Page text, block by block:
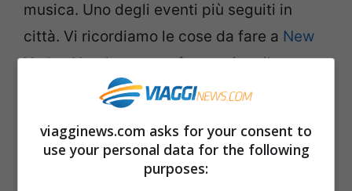
musica. Uno degli eventi più seguiti in
città. Vi ricordiamo le cose da fare a New
York a Natalee comefesteggiare il
Capodanno.
Roma – Città del Vaticano
viagginews.com asks for your consent to
use your personal data for the following
purposes: